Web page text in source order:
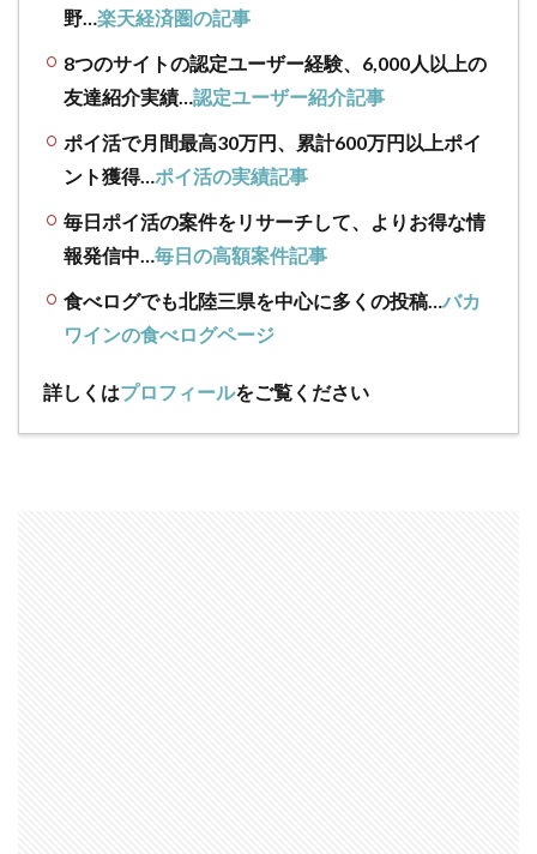
野…楽天経済圏の記事
8つのサイトの認定ユーザー経験、6,000人以上の
友達紹介実績…認定ユーザー紹介記事
ポイ活で月間最高30万円、累計600万円以上ポイ
ント獲得…ポイ活の実績記事
毎日ポイ活の案件をリサーチして、よりお得な情
報発信中…毎日の高額案件記事
食べログでも北陸三県を中心に多くの投稿…バカ
ワインの食べログページ
詳しくはプロフィールをご覧ください